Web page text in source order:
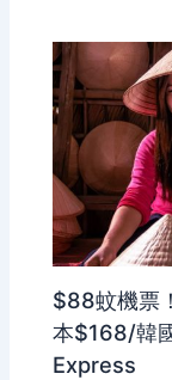
$88蚊機票
本$168/韓
Express